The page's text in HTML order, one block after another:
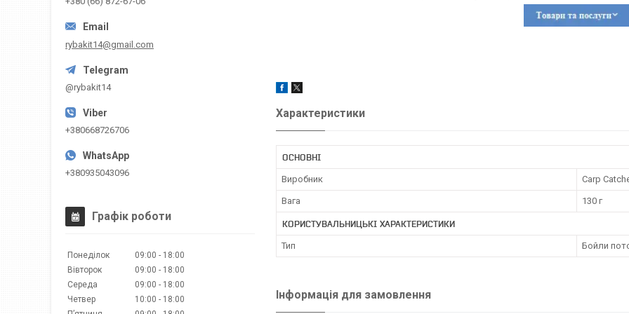
Характеристики
ОСНОВНІ
Виробник Carp
Вага 130 г
КОРИСТУВАЛЬНИЦЬКІ ХАРАКТЕРИСТИКИ
Тип Бойли
Інформація для замовлення
rybakit14@gmail.com
@rybakit14
+380668726706
+380935043096
Графік роботи
Понеділок 09:00
18:00
Вівторок
09:00
18:00
Середа
09:00
18:00
Четвер
10:00
18:00